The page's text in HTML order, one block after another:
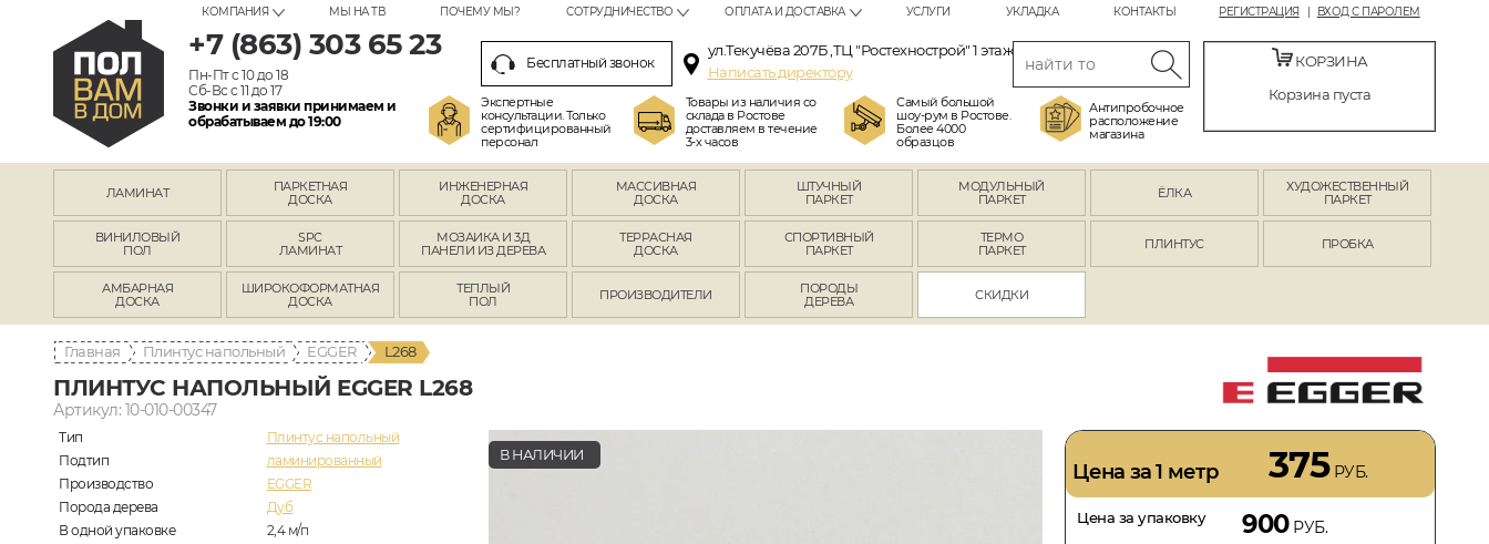
РЕГИСТРАЦИЯ ВХОД С ПАРОЛЕМ
КОМПАНИЯ МЫ НА ТВ ПОЧЕМУ МЫ? СОТРУДНИЧЕСТВО ОПЛАТА И ДОСТАВКА УСЛУГИ УКЛАДКА КОНТАКТЫ
+7 (863) 303 65 23
Пн-Пт с 10 до 18
Сб-Вс с 11 до 17
Звонки и заявки принимаем и
обрабатываем до 19:00
Бесплатный звонок
ул.Текучёва 207Б ,ТЦ "Ростехнострой" 1 этаж
Написать директору
Экспертные
консультации. Только
сертифицированный
персонал
Товары из наличия со
склада в Ростове
доставляем в течение
3-х часов
Самый большой
шоу-рум в Ростове.
Более 4000
образцов
Антипробочное
расположение
магазина
КОРЗИНА
Корзина пуста
ЛАМИНАТ
ПАРКЕТНАЯ
ДОСКА
ИНЖЕНЕРНАЯ
ДОСКА
МАССИВНАЯ
ДОСКА
ШТУЧНЫЙ
ПАРКЕТ
МОДУЛЬНЫЙ
ПАРКЕТ
ЁЛКА
ХУДОЖЕСТВЕННЫЙ
ПАРКЕТ
ВИНИЛОВЫЙ
ПОЛ
SPC
ЛАМИНАТ
МОЗАИКА И 3Д
ПАНЕЛИ ИЗ ДЕРЕВА
ТЕРРАСНАЯ
ДОСКА
СПОРТИВНЫЙ
ПАРКЕТ
ТЕРМО
ПАРКЕТ
ПЛИНТУС ПРОБКА
АМБАРНАЯ
ДОСКА
ШИРОКОФОРМАТНАЯ
ДОСКА
ТЕПЛЫЙ
ПОЛ
ПРОИЗВОДИТЕЛИ
ПОРОДЫ
ДЕРЕВА
СКИДКИ
Главная Плинтус напольный EGGER L268
ПЛИНТУС НАПОЛЬНЫЙ EGGER L268
Артикул: 10-010-00347
Тип
Плинтус напольный
Подтип
ламинированный
Производство
EGGER
Порода дерева
Дуб
В одной упаковке
2,4 м/п
В НАЛИЧИИ
Цена за 1 метр 375РУБ.
Цена за упаковку 900РУБ.